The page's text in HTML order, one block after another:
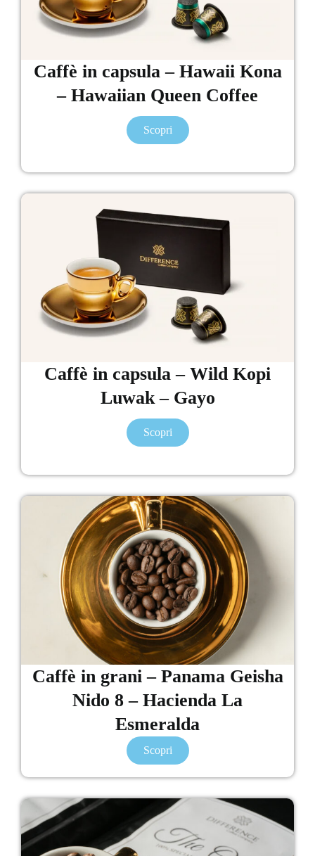
Caffè in capsula – Hawaii Kona
– Hawaiian Queen Coffee
Scopri
Caffè in capsula – Wild Kopi
Luwak – Gayo
Scopri
Caffè in grani – Panama Geisha
Nido 8 – Hacienda La
Esmeralda
Scopri